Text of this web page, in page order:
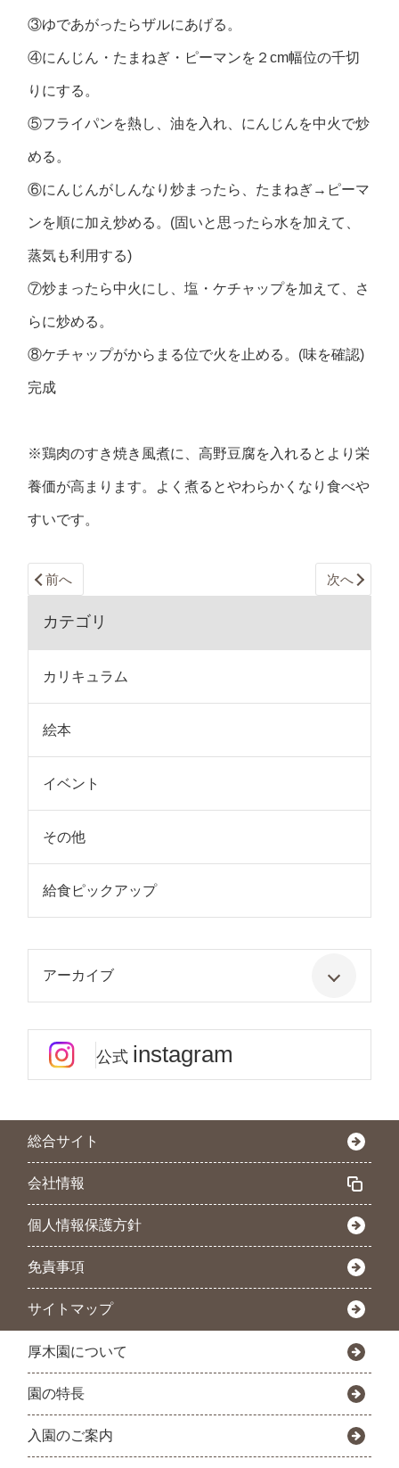
③ゆであがったらザルにあげる。
④にんじん・たまねぎ・ピーマンを２cm幅位の千切
りにする。
⑤フライパンを熱し、油を入れ、にんじんを中火で炒
める。
⑥にんじんがしんなり炒まったら、たまねぎ→ピーマ
ンを順に加え炒める。(固いと思ったら水を加えて、
蒸気も利用する)
⑦炒まったら中火にし、塩・ケチャップを加えて、さ
らに炒める。
⑧ケチャップがからまる位で火を止める。(味を確認)
完成
※鶏肉のすき焼き風煮に、高野豆腐を入れるとより栄
養価が高まります。よく煮るとやわらかくなり食べや
すいです。
前へ 次へ
カテゴリ
カリキュラム
絵本
イベント
その他
給食ピックアップ
アーカイブ
公式 instagram
総合サイト
会社情報
個人情報保護方針
免責事項
サイトマップ
厚木園について
園の特長
入園のご案内